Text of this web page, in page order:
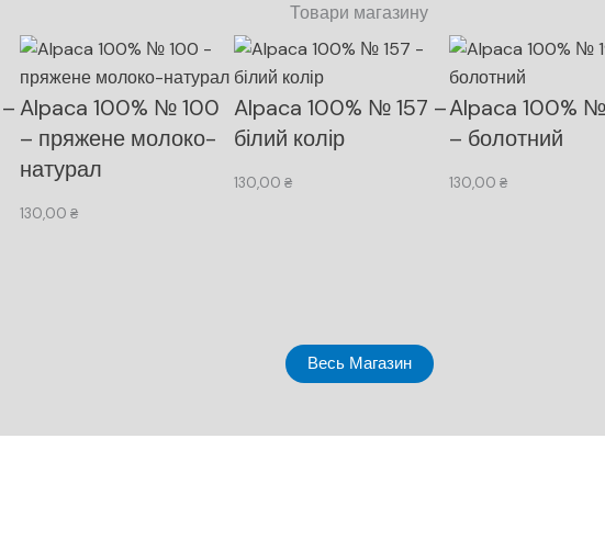
Товари магазину
Alpaca 100% № 100
– пряжене молоко-
натурал
130,00₴
Alpaca 100% № 157 –
білий колір
130,00₴
Alpaca 100%
– болотний
130,00 ₴
Весь Магазин